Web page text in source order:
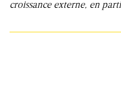
croissance externe, en